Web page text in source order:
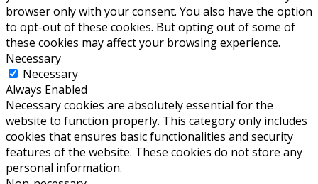
browser only with your consent. You also have the option
to opt-out of these cookies. But opting out of some of
these cookies may affect your browsing experience.
Necessary
Necessary
Always Enabled
Necessary cookies are absolutely essential for the
website to function properly. This category only includes
cookies that ensures basic functionalities and security
features of the website. These cookies do not store any
personal information.